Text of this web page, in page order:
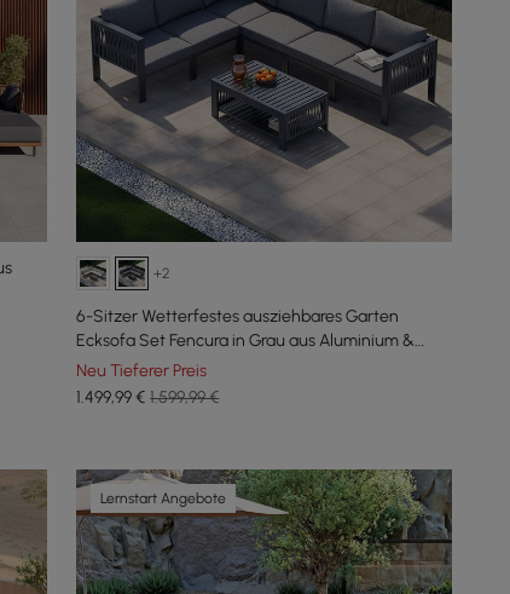
+2
6-Sitzer Wetterfestes ausziehbares Garten
Ecksofa Set Fencura in Grau aus Aluminium &
Terrasse
Neu Tieferer Preis
1.499,99€ 1.599,99 €
Lernstart Angebote